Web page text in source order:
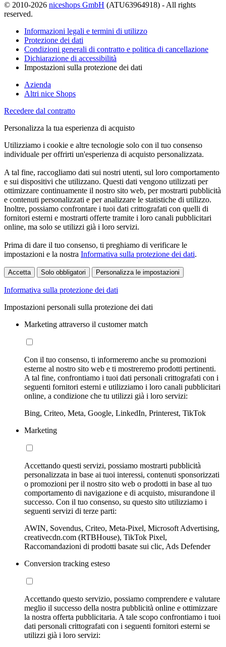
© 2010-2026 niceshops GmbH (ATU63964918) - All rights
reserved.
Informazioni legali e termini di utilizzo
Protezione dei dati
Condizioni generali di contratto e politica di cancellazione
Dichiarazione di accessibilità
Impostazioni sulla protezione dei dati
Azienda
Altri nice Shops
Recedere dal contratto
Personalizza la tua esperienza di acquisto
Utilizziamo i cookie e altre tecnologie solo con il tuo consenso
individuale per offrirti un'esperienza di acquisto personalizzata.
A tal fine, raccogliamo dati sui nostri utenti, sul loro comportamento
e sui dispositivi che utilizzano. Questi dati vengono utilizzati per
ottimizzare continuamente il nostro sito web, per mostrarti pubblicità
e contenuti personalizzati e per analizzare le statistiche di utilizzo.
Inoltre, possiamo confrontare i tuoi dati crittografati con quelli di
fornitori esterni e mostrarti offerte tramite i loro canali pubblicitari
online, ma solo se utilizzi già i loro servizi.
Prima di dare il tuo consenso, ti preghiamo di verificare le
impostazioni e la nostra Informativa sulla protezione dei dati.
Accetta Solo obbligatori Personalizza le impostazioni
Informativa sulla protezione dei dati
Impostazioni personali sulla protezione dei dati
Marketing attraverso il customer match
Con il tuo consenso, ti informeremo anche su promozioni
esterne al nostro sito web e ti mostreremo prodotti pertinenti.
A tal fine, confrontiamo i tuoi dati personali crittografati con i
seguenti fornitori esterni e utilizziamo i loro canali pubblicitari
online, a condizione che tu utilizzi già i loro servizi:
Bing, Criteo, Meta, Google, LinkedIn, Printerest, TikTok
Marketing
Accettando questi servizi, possiamo mostrarti pubblicità
personalizzata in base ai tuoi interessi, contenuti sponsorizzati
o promozioni per il nostro sito web o prodotti in base al tuo
comportamento di navigazione e di acquisto, misurandone il
successo. Con il tuo consenso, su questo sito utilizziamo i
seguenti servizi di terze parti:
AWIN, Sovendus, Criteo, Meta-Pixel, Microsoft Advertising,
creativecdn.com (RTBHouse), TikTok Pixel,
Raccomandazioni di prodotti basate sui clic, Ads Defender
Conversion tracking esteso
Accettando questo servizio, possiamo comprendere e valutare
meglio il successo della nostra pubblicità online e ottimizzare
la nostra offerta pubblicitaria. A tale scopo confrontiamo i tuoi
dati personali crittografati con i seguenti fornitori esterni se
utilizzi già i loro servizi: